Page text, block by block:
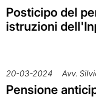
Posticipo del
istruzioni
20-03-2024 Avv.
Pensione